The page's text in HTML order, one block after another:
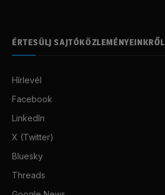
ÉRTESÜLJ SAJTÓKÖZLEMÉNYEINKRŐL
Hírlevél
Facebook
LinkedIn
X (Twitter)
Bluesky
Threads